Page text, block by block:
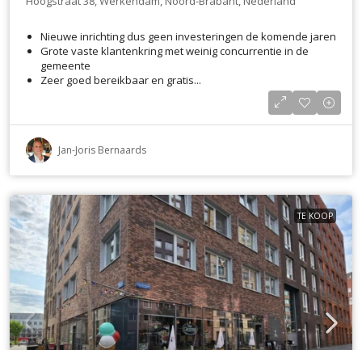
Nieuwe inrichting dus geen investeringen de komende jaren
Grote vaste klantenkring met weinig concurrentie in de
gemeente
Zeer goed bereikbaar en gratis...
Jan-Joris Bernaards
TE KOOP